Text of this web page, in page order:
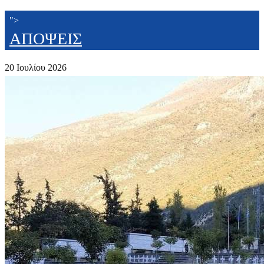
">
ΑΠΟΨΕΙΣ
20 Ιουλίου 2026